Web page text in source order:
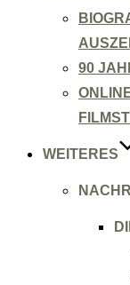
90
WEITERES